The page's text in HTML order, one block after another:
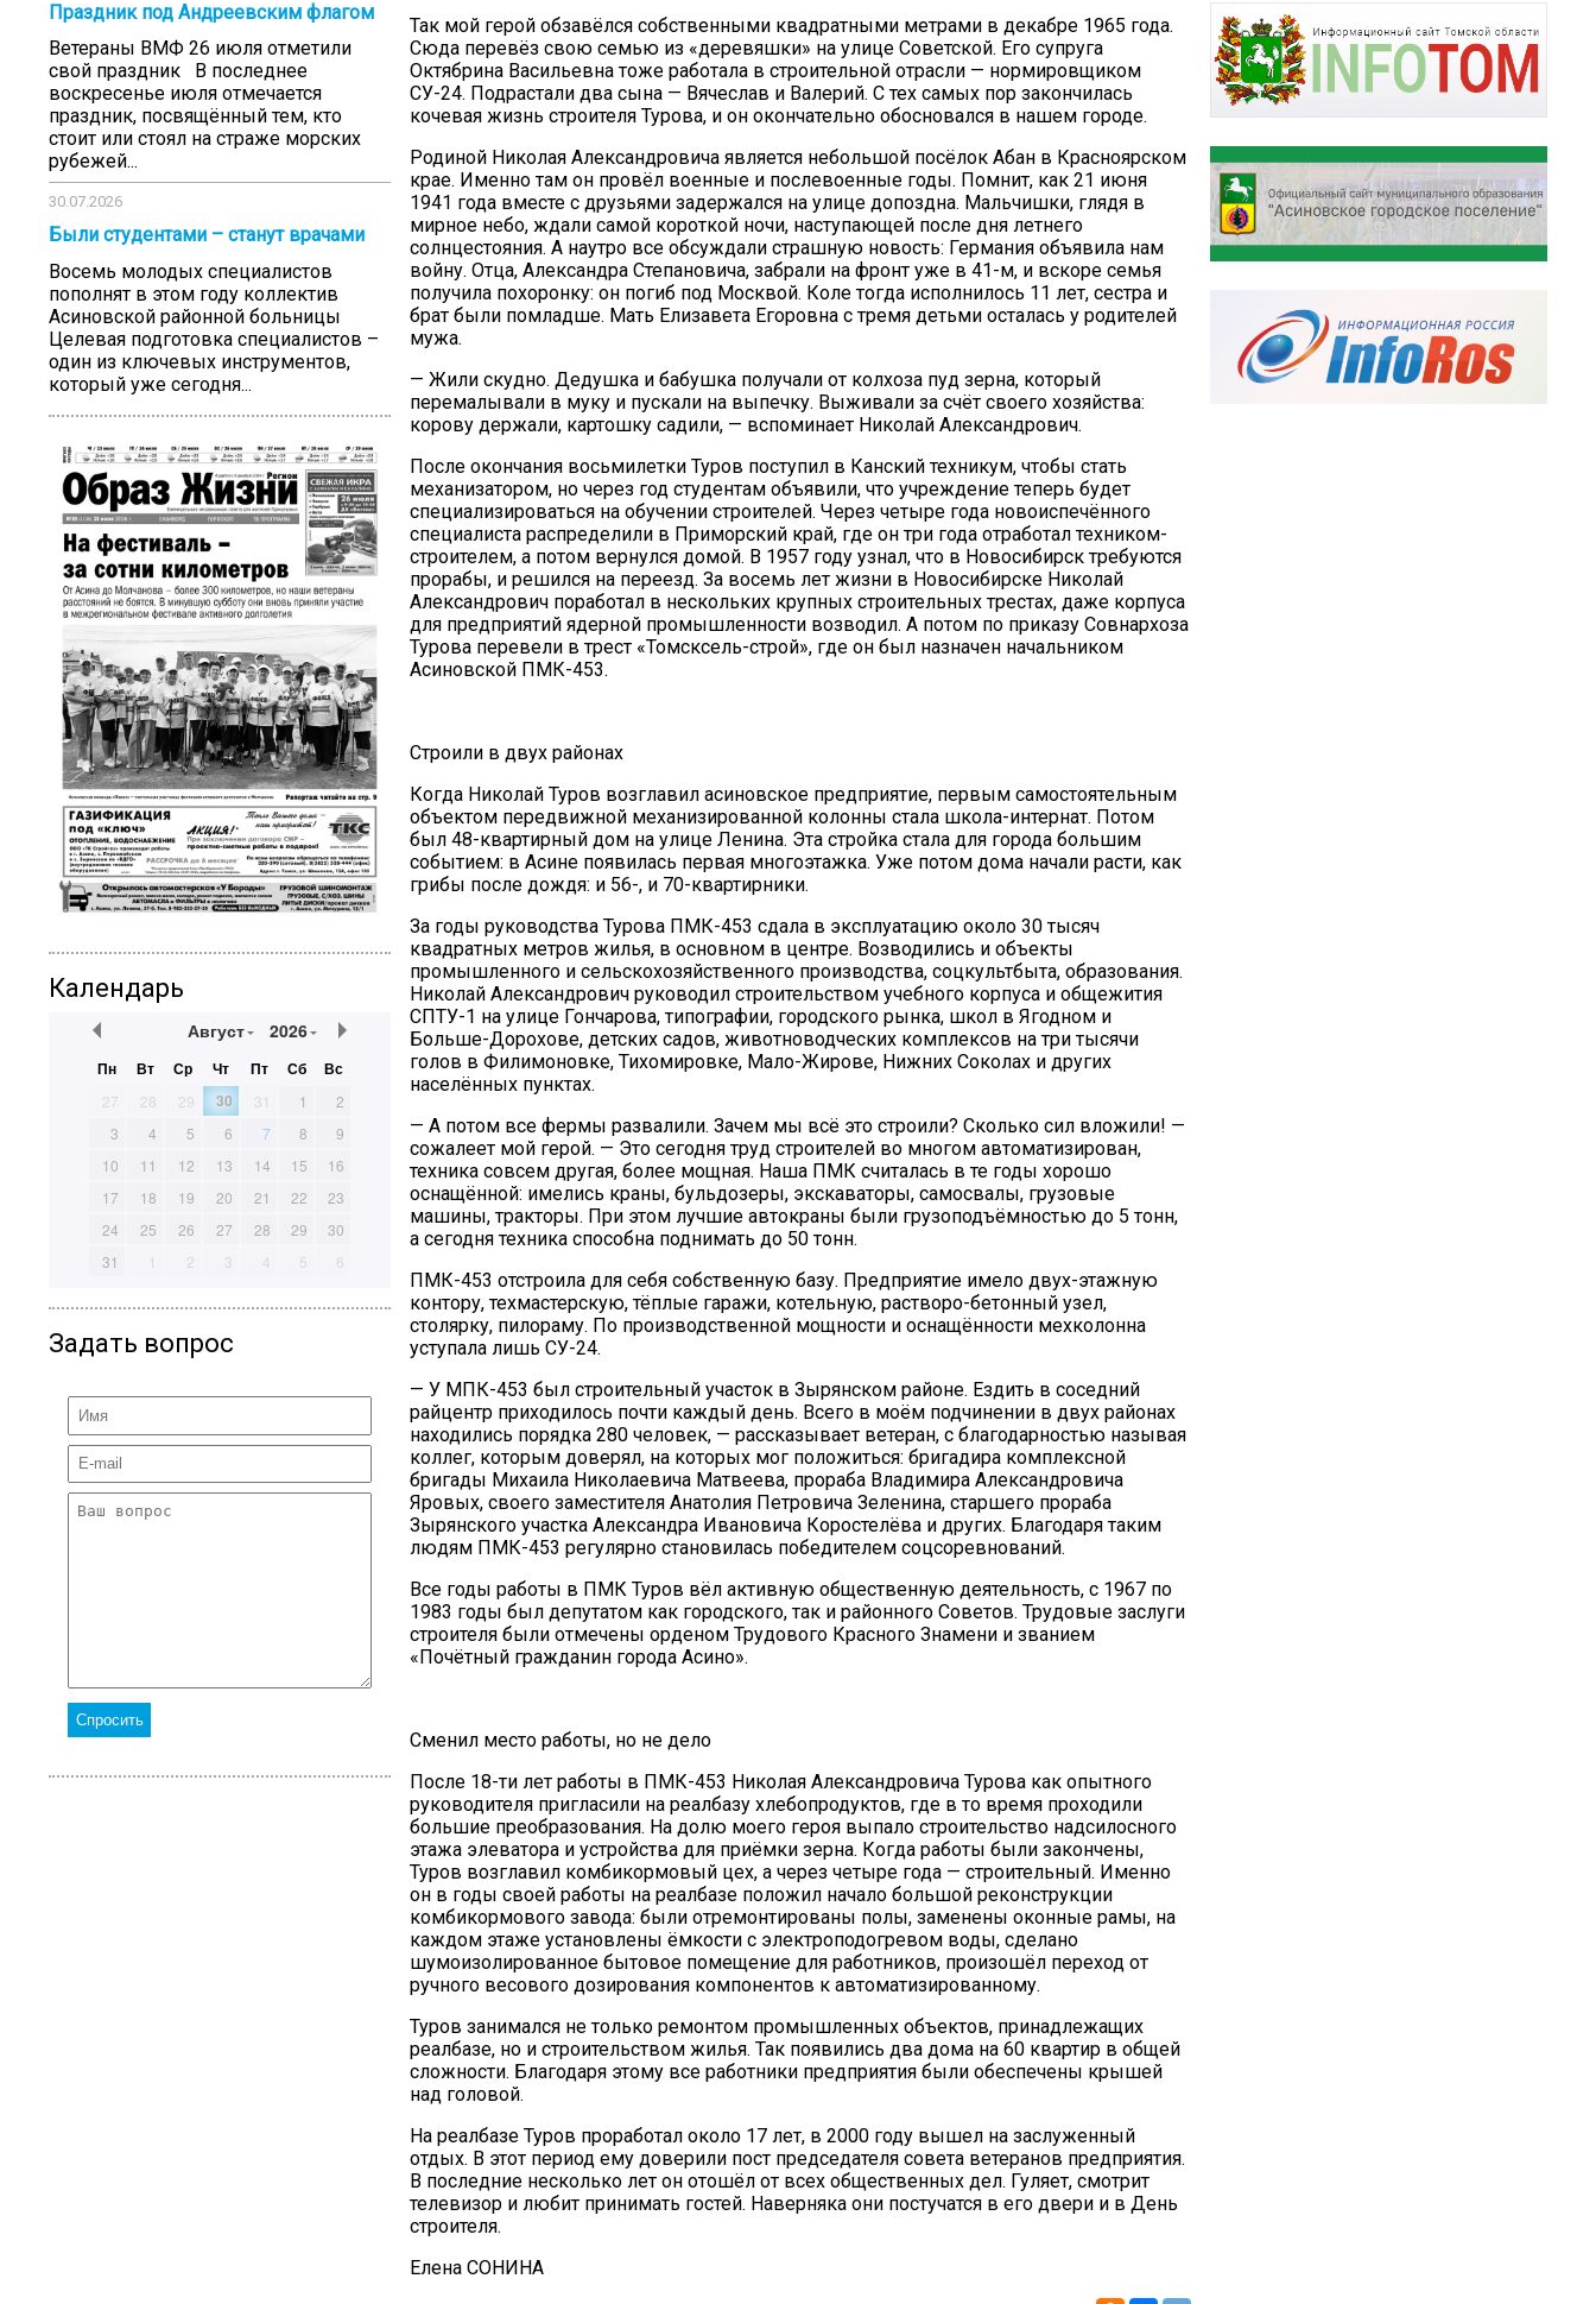
Праздник под Андреевским флагом
Ветераны ВМФ 26 июля отметили
свой праздник В последнее
воскресенье июля отмечается
праздник, посвящённый тем, кто
стоит или стоял на страже морских
рубежей...
30.07.2026
Были студентами – станут врачами
Восемь молодых специалистов
пополнят в этом году коллектив
Асиновской районной больницы
Целевая подготовка специалистов –
один из ключевых инструментов,
который уже сегодня...
Календарь
Август 2026
Пн Вт Ср Чт Пт Сб Вс
27 28 29 30 31 1
2
3
4 5 6 7 8
9
10
11 12 13 14 15
16
17
18 19 20 21 22
23
24
25 26 27 28 29
30
31
1 2 3 4 5 6
Задать вопрос
Так мой герой обзавёлся собственными квадратными метрами в декабре 1965 года.
Сюда перевёз свою семью из «деревяшки» на улице Советской. Его супруга
Октябрина Васильевна тоже работала в строительной отрасли — нормировщиком
СУ-24. Подрастали два сына — Вячеслав и Валерий. С тех самых пор закончилась
кочевая жизнь строителя Турова, и он окончательно обосновался в нашем городе.
Родиной Николая Александровича является небольшой посёлок Абан в Красноярском
крае. Именно там он провёл военные и послевоенные годы. Помнит, как 21 июня
1941 года вместе с друзьями задержался на улице допоздна. Мальчишки, глядя в
мирное небо, ждали самой короткой ночи, наступающей после дня летнего
солнцестояния. А наутро все обсуждали страшную новость: Германия объявила нам
войну. Отца, Александра Степановича, забрали на фронт уже в 41-м, и вскоре семья
получила похоронку: он погиб под Москвой. Коле тогда исполнилось 11 лет, сестра и
брат были помладше. Мать Елизавета Егоровна с тремя детьми осталась у родителей
мужа.
— Жили скудно. Дедушка и бабушка получали от колхоза пуд зерна, который
перемалывали в муку и пускали на выпечку. Выживали за счёт своего хозяйства:
корову держали, картошку садили, — вспоминает Николай Александрович.
После окончания восьмилетки Туров поступил в Канский техникум, чтобы стать
механизатором, но через год студентам объявили, что учреждение теперь будет
специализироваться на обучении строителей. Через четыре года новоиспечённого
специалиста распределили в Приморский край, где он три года отработал техником-
строителем, а потом вернулся домой. В 1957 году узнал, что в Новосибирск требуются
прорабы, и решился на переезд. За восемь лет жизни в Новосибирске Николай
Александрович поработал в нескольких крупных строительных трестах, даже корпуса
для предприятий ядерной промышленности возводил. А потом по приказу Совнархоза
Турова перевели в трест «Томсксель-строй», где он был назначен начальником
Асиновской ПМК-453.
Строили в двух районах
Когда Николай Туров возглавил асиновское предприятие, первым самостоятельным
объектом передвижной механизированной колонны стала школа-интернат. Потом
был 48-квартирный дом на улице Ленина. Эта стройка стала для города большим
событием: в Асине появилась первая многоэтажка. Уже потом дома начали расти, как
грибы после дождя: и 56-, и 70-квартирники.
За годы руководства Турова ПМК-453 сдала в эксплуатацию около 30 тысяч
квадратных метров жилья, в основном в центре. Возводились и объекты
промышленного и сельскохозяйственного производства, соцкультбыта, образования.
Николай Александрович руководил строительством учебного корпуса и общежития
СПТУ-1 на улице Гончарова, типографии, городского рынка, школ в Ягодном и
Больше-Дорохове, детских садов, животноводческих комплексов на три тысячи
голов в Филимоновке, Тихомировке, Мало-Жирове, Нижних Соколах и других
населённых пунктах.
— А потом все фермы развалили. Зачем мы всё это строили? Сколько сил вложили! —
сожалеет мой герой. — Это сегодня труд строителей во многом автоматизирован,
техника совсем другая, более мощная. Наша ПМК считалась в те годы хорошо
оснащённой: имелись краны, бульдозеры, экскаваторы, самосвалы, грузовые
машины, тракторы. При этом лучшие автокраны были грузоподъёмностью до 5 тонн,
а сегодня техника способна поднимать до 50 тонн.
ПМК-453 отстроила для себя собственную базу. Предприятие имело двух-этажную
контору, техмастерскую, тёплые гаражи, котельную, растворо-бетонный узел,
столярку, пилораму. По производственной мощности и оснащённости мехколонна
уступала лишь СУ-24.
— У МПК-453 был строительный участок в Зырянском районе. Ездить в соседний
райцентр приходилось почти каждый день. Всего в моём подчинении в двух районах
находились порядка 280 человек, — рассказывает ветеран, с благодарностью называя
коллег, которым доверял, на которых мог положиться: бригадира комплексной
бригады Михаила Николаевича Матвеева, прораба Владимира Александровича
Яровых, своего заместителя Анатолия Петровича Зеленина, старшего прораба
Зырянского участка Александра Ивановича Коростелёва и других. Благодаря таким
людям ПМК-453 регулярно становилась победителем соцсоревнований.
Все годы работы в ПМК Туров вёл активную общественную деятельность, с 1967 по
1983 годы был депутатом как городского, так и районного Советов. Трудовые заслуги
строителя были отмечены орденом Трудового Красного Знамени и званием
«Почётный гражданин города Асино».
Сменил место работы, но не дело
После 18-ти лет работы в ПМК-453 Николая Александровича Турова как опытного
руководителя пригласили на реалбазу хлебопродуктов, где в то время проходили
большие преобразования. На долю моего героя выпало строительство надсилосного
этажа элеватора и устройства для приёмки зерна. Когда работы были закончены,
Туров возглавил комбикормовый цех, а через четыре года — строительный. Именно
он в годы своей работы на реалбазе положил начало большой реконструкции
комбикормового завода: были отремонтированы полы, заменены оконные рамы, на
каждом этаже установлены ёмкости с электроподогревом воды, сделано
шумоизолированное бытовое помещение для работников, произошёл переход от
ручного весового дозирования компонентов к автоматизированному.
Туров занимался не только ремонтом промышленных объектов, принадлежащих
реалбазе, но и строительством жилья. Так появились два дома на 60 квартир в общей
сложности. Благодаря этому все работники предприятия были обеспечены крышей
над головой.
На реалбазе Туров проработал около 17 лет, в 2000 году вышел на заслуженный
отдых. В этот период ему доверили пост председателя совета ветеранов предприятия.
В последние несколько лет он отошёл от всех общественных дел. Гуляет, смотрит
телевизор и любит принимать гостей. Наверняка они постучатся в его двери и в День
строителя.
Елена СОНИНА